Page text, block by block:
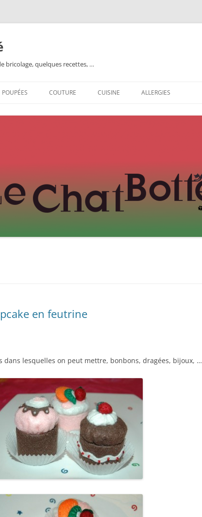
bricolage, quelques recettes, …
POUPÉES COUTURE CUISINE ALLERGIES
en feutrine
dans lesquelles on peut mettre, bonbons, dragées, bijoux, …